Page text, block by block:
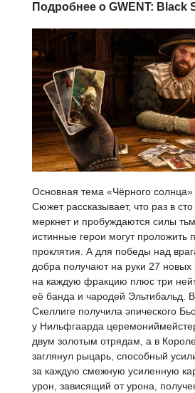
Подробнее о GWENT: Black
Основная тема «Чёрного
Сюжет рассказывает, что раз в
меркнет и пробуждаются силы
истинные герои могут проложить
проклятия. А для победы над
добра получают на руки 27
на каждую фракцию плюс три
её банда и чародей Эльтибальд.
Скеллиге получила эпического
у Нильфгаарда
двум золотым отрядам, а в
заглянул рыцарь, способный
за каждую смежную усиленную
урон, зависящий от урона,